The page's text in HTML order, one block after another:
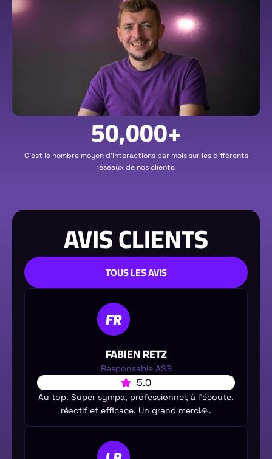
50,000+
C'est le nombre moyen d'interactions par mois sur les différents
réseaux de nos clients.
AVIS CLIENTS
TOUS LES AVIS
FABIEN RETZ
Responsable ASB
5.0
Au top. Super sympa, professionnel, à l’écoute,
réactif et efficace. Un grand merci🙏.